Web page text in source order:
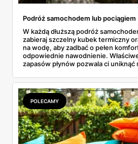
Podróż samochodem lub
W każdą dłuższą podróż
zabieraj szczelny kubek termiczny
na wodę, aby zadbać o pełen
odpowiednie nawodnienie.
zapasów płynów pozwala ci
kupowania przepłaconych napojów
restauracyjnych. Połączenie funkcji,
izolujący kubek termiczny z gorącą
butelka na wodę, tworzy idealny,
niemu wielogodzinne
miejsce staje się znacznie
pewność, że nasze ulubione napoje
POLECAMY